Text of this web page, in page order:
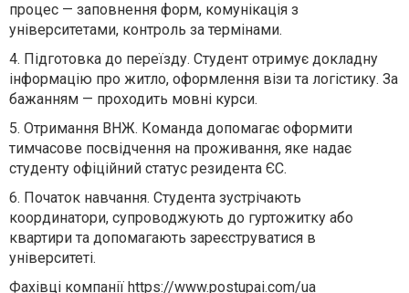
процес — заповнення форм, комунікація з
університетами, контроль за термінами.
4. Підготовка до переїзду. Студент отримує докладну
інформацію про житло, оформлення візи та логістику. За
бажанням — проходить мовні курси.
5. Отримання ВНЖ. Команда допомагає оформити
тимчасове посвідчення на проживання, яке надає
студенту офіційний статус резидента ЄС.
6. Початок навчання. Студента зустрічають
координатори, супроводжують до гуртожитку або
квартири та допомагають зареєструватися в
університеті.
Фахівці компанії https://www.postupai.com/ua